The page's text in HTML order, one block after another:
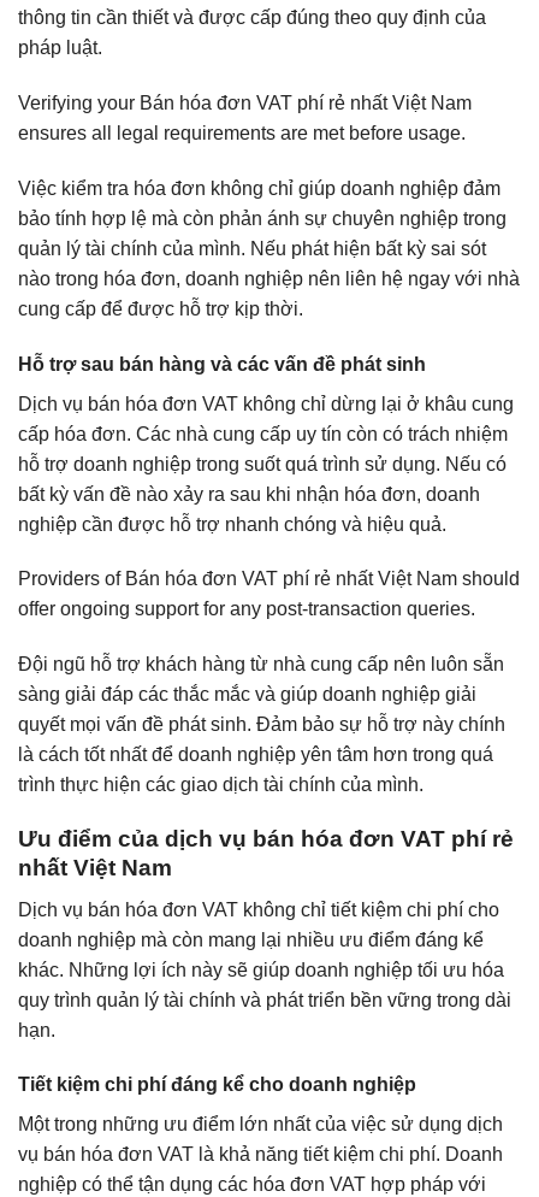
thông tin cần thiết và được cấp đúng theo quy định của
pháp luật.
Verifying your Bán hóa đơn VAT phí rẻ nhất Việt Nam
ensures all legal requirements are met before usage.
Việc kiểm tra hóa đơn không chỉ giúp doanh nghiệp đảm
bảo tính hợp lệ mà còn phản ánh sự chuyên nghiệp trong
quản lý tài chính của mình. Nếu phát hiện bất kỳ sai sót
nào trong hóa đơn, doanh nghiệp nên liên hệ ngay với nhà
cung cấp để được hỗ trợ kịp thời.
Hỗ trợ sau bán hàng và các vấn đề phát sinh
Dịch vụ bán hóa đơn VAT không chỉ dừng lại ở khâu cung
cấp hóa đơn. Các nhà cung cấp uy tín còn có trách nhiệm
hỗ trợ doanh nghiệp trong suốt quá trình sử dụng. Nếu có
bất kỳ vấn đề nào xảy ra sau khi nhận hóa đơn, doanh
nghiệp cần được hỗ trợ nhanh chóng và hiệu quả.
Providers of Bán hóa đơn VAT phí rẻ nhất Việt Nam should
offer ongoing support for any post-transaction queries.
Đội ngũ hỗ trợ khách hàng từ nhà cung cấp nên luôn sẵn
sàng giải đáp các thắc mắc và giúp doanh nghiệp giải
quyết mọi vấn đề phát sinh. Đảm bảo sự hỗ trợ này chính
là cách tốt nhất để doanh nghiệp yên tâm hơn trong quá
trình thực hiện các giao dịch tài chính của mình.
Ưu điểm của dịch vụ bán hóa đơn VAT phí rẻ
nhất Việt Nam
Dịch vụ bán hóa đơn VAT không chỉ tiết kiệm chi phí cho
doanh nghiệp mà còn mang lại nhiều ưu điểm đáng kể
khác. Những lợi ích này sẽ giúp doanh nghiệp tối ưu hóa
quy trình quản lý tài chính và phát triển bền vững trong dài
hạn.
Tiết kiệm chi phí đáng kể cho doanh nghiệp
Một trong những ưu điểm lớn nhất của việc sử dụng dịch
vụ bán hóa đơn VAT là khả năng tiết kiệm chi phí. Doanh
nghiệp có thể tận dụng các hóa đơn VAT hợp pháp với